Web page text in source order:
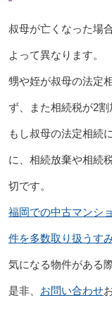
叔母が亡くなった場
よって異なります。
甥や姪が叔母の法定
ず、また相続税が2割
もし叔母の法定相続
に、相続放棄や相続
切です。
福岡での中古マンシ
件を多数取り扱うす
気になる物件がある
是非、 お問い合わせ